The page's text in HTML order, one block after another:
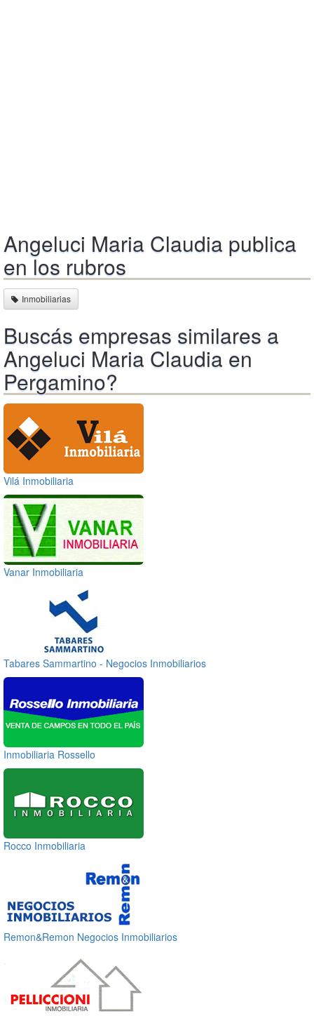
Angeluci Maria Claudia publica
en los rubros
Inmobiliarias
Buscás empresas similares a
Angeluci Maria Claudia en
Pergamino?
Vilá Inmobiliaria
Vanar Inmobiliaria
Tabares Sammartino - Negocios Inmobiliarios
Inmobiliaria Rossello
Rocco Inmobiliaria
Remon&Remon Negocios Inmobiliarios